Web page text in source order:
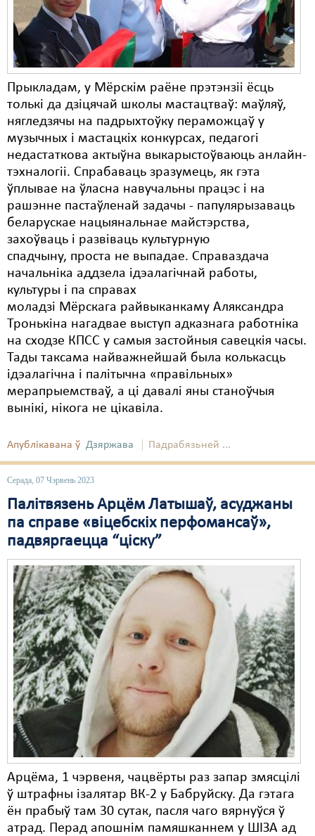
Прыкладам, у Мёрскім раёне прэтэнзіі ёсць
толькі да дзіцячай школы мастацтваў: маўляў,
нягледзячы на падрыхтоўку пераможцаў у
музычных і мастацкіх конкурсах, педагогі
недастаткова актыўна выкарыстоўваюць анлайн-
тэхналогіі. Спрабаваць зразумець, як гэта
ўплывае на ўласна навучальны працэс і на
рашэнне пастаўленай задачы - папулярызаваць
беларускае нацыянальнае майстэрства,
захоўваць і развіваць культурную
спадчыну, проста не выпадае. Справаздача
начальніка аддзела ідэалагічнай работы,
культуры і па справах
моладзі Мёрскага райвыканкаму Аляксандра
Тронькіна нагадвае выступ адказнага работніка
на сходзе КПСС у самыя застойныя савецкія часы.
Тады таксама найважнейшай была колькасць
ідэалагічна і палітычна «правільных»
мерапрыемстваў, а ці давалі яны станоўчыя
вынікі, нікога не цікавіла.
Апублікавана ў Дзяржава Падрабязьней ...
Серада, 07 Чэрвень 2023
Палітвязень Арцём Латышаў, асуджаны
па справе «віцебскіх перфомансаў»,
падвяргаецца “ціску”
Арцёма, 1 чэрвеня, чацвёрты раз запар змясцілі
ў штрафны ізалятар ВК-2 у Бабруйску. Да гэтага
ён прабыў там 30 сутак, пасля чаго вярнуўся ў
атрад. Перад апошнім памяшканнем у ШІЗА ад